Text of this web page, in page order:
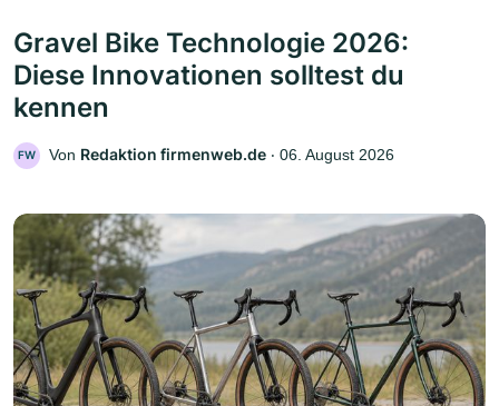
Gravel Bike Technologie 2026:
Diese Innovationen solltest du
kennen
FW Von Redaktion firmenweb.de ‧ 06. August 2026